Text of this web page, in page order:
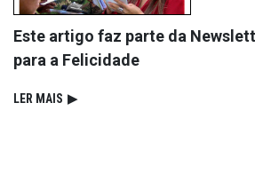
Este artigo faz parte da
para a Felicidade
LER MAIS ▶